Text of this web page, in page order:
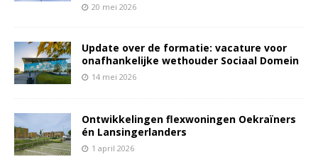
20 mei 2026
Update over de formatie: vacature voor
onafhankelijke wethouder Sociaal Domein
14 mei 2026
Ontwikkelingen flexwoningen Oekraïners
én Lansingerlanders
1 april 2026